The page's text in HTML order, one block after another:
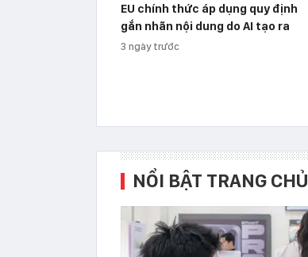
EU chính thức áp dụng quy định
gắn nhãn nội dung do AI tạo ra
3 ngày trước
NỔI BẬT TRANG CHỦ